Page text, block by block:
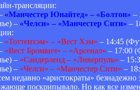
трансляции:
«Манчестер Юнайтед» – «Болтон» –
– «Челси» – «Манчестер Сити» –
«Тоттенхэм» – «Вест Хэм» – 14:45
«Вест Бромвич» – «Арсенал» – 17:00
– «Сандерленд – «Ливерпуль» –
– «Челси» – «Манчестер Сити» –
недавно «аристократы»
поскрипывало. Но как все